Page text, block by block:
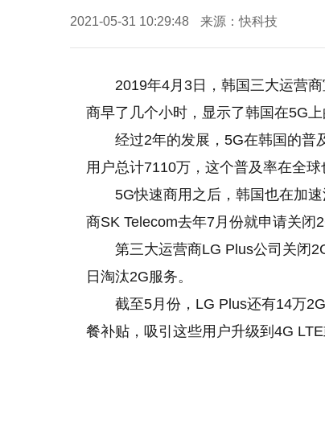
2021-05-31 10:29:48 来源：快科技
2019年4月3日，韩国三大运营
商早了几个小时，显示了韩国在5G上
经过2年的发展，5G在韩国的普
用户总计7110万，这个普及率在全球
5G快速商用之后，韩国也在加
商SK Telecom去年7月份就申请关闭
第三大运营商LG Plus公司关闭
日淘汰2G服务。
截至5月份，LG Plus还有14万
餐补贴，吸引这些用户升级到4G